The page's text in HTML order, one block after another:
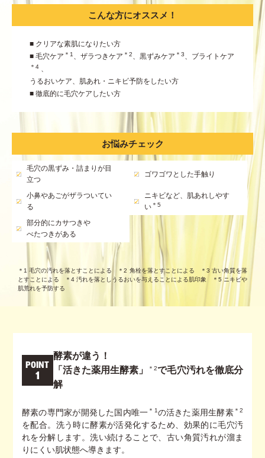
こんな方にオススメ！
■ クリアな素肌になりたい方
■ 毛穴ケア ＊1 、ザラつきケア ＊2、黒ずみケア ＊3、ブライトケア
＊4 、
うるおいケア、肌あれ・ニキビ予防をしたい方
■ 徹底的に毛穴ケアしたい方
お悩みチェック
毛穴の黒ずみ・詰まりが目
立つ
ゴワゴワとした手触り
小鼻やあごがザラついてい
る
ニキビなど、肌あれしやす
い ＊5
部分的にカサつきや
べたつきがある
＊1 毛穴の汚れを落とすことによる ＊2 角栓を落とすことによる ＊3 古い角質を落
とすことによる ＊4 汚れを落としうるおいを与えることによる肌印象 ＊5 ニキビや
肌荒れを予防する
POINT
1
酵素が違う！
「活きた薬用生酵素」
＊2で毛穴汚れを徹底分
解
酵素の専門家が開発した国内唯一 ＊1の活きた薬用生酵素＊2
を配合。洗う時に酵素が活発化するため、効果的に毛穴汚
れを分解します。洗い続けることで、古い角質汚れが溜ま
りにくい肌状態へ導きます。